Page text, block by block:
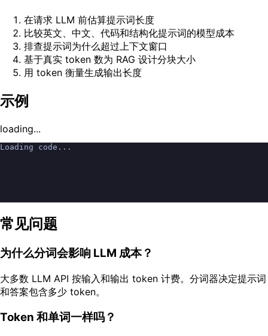
在请求 LLM 前估算提示词长度
比较英文、中文、代码和结构化提示词的模型成本
排查提示词为什么超过上下文窗口
基于真实 token 数为 RAG 设计分块大小
用 token 衡量生成输出长度
示例
loading...
Loading code...
常见问题
为什么分词会影响 LLM 成本？
大多数 LLM API 按输入和输出 token 计费。分词器决定提示词
和答案包含多少 token。
Token 和单词一样吗？